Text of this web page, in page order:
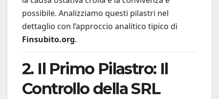
possibile. Analizziamo questi pilastri nel
dettaglio con l’approccio analitico tipico di
Finsubito.org.
2. Il Primo Pilastro: Il
Controllo della SRL